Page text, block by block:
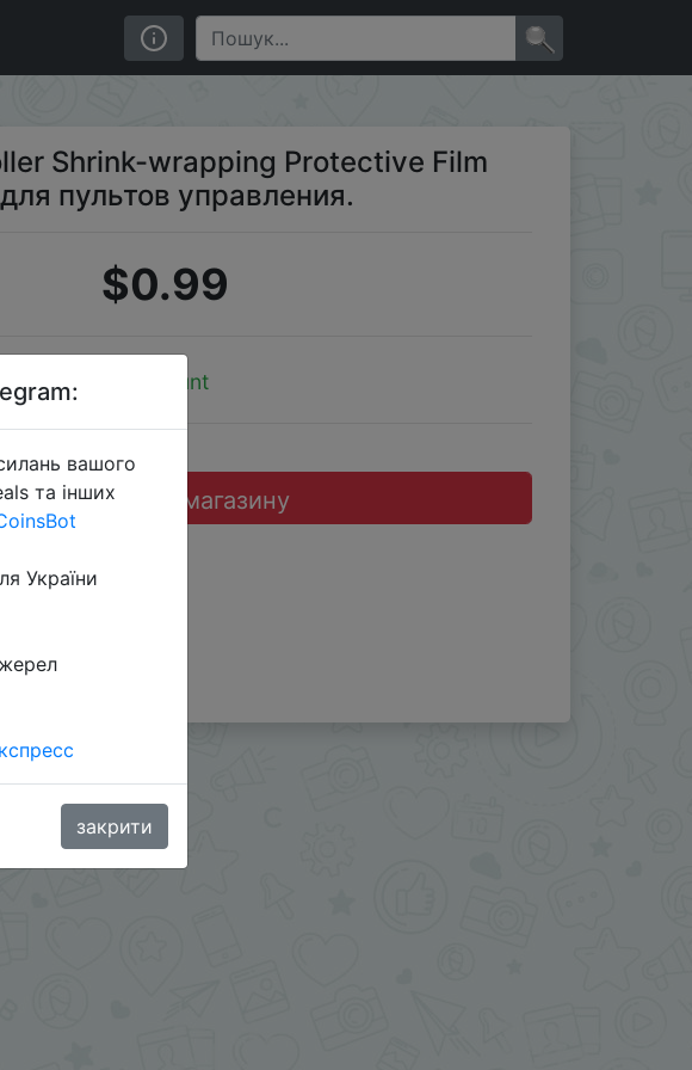
Shrink-wrapping Protective Film
пультов управления.
$0.99
Discount
Перейти до магазину
вашого
та інших
України
закрити